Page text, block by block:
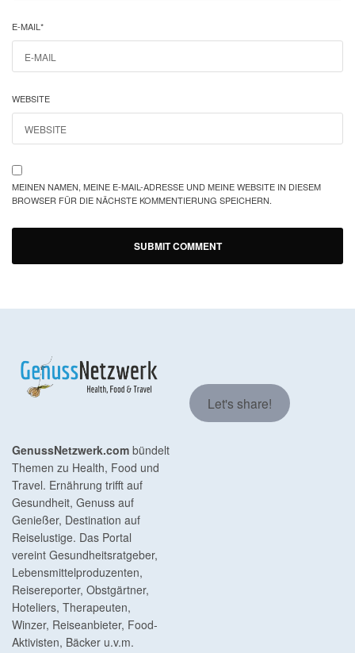
E-MAIL *
WEBSITE
MEINEN NAMEN, MEINE E-MAIL-ADRESSE UND MEINE WEBSITE IN DIESEM
BROWSER FÜR DIE NÄCHSTE KOMMENTIERUNG SPEICHERN.
GenussNetzwerk.com bündelt
Themen zu Health, Food und
Travel. Ernährung trifft auf
Gesundheit, Genuss auf
Genießer, Destination auf
Reiselustige. Das Portal
vereint Gesundheitsratgeber,
Lebensmittelproduzenten,
Reisereporter, Obstgärtner,
Hoteliers, Therapeuten,
Winzer, Reiseanbieter, Food-
Aktivisten, Bäcker u.v.m.
Let's share!